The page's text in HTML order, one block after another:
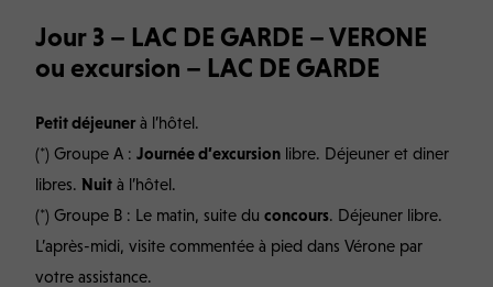
Jour 3 – LAC DE GARDE – VERONE
ou excursion – LAC DE GARDE
Petit déjeuner à l’hôtel.
(*) Groupe A :Journée d’excursion libre. Déjeuner et diner
libres.Nuit à l’hôtel.
(*) Groupe B : Le matin, suite duconcours. Déjeuner libre.
L’après-midi, visite commentée à pied dans Vérone par
votre assistance.